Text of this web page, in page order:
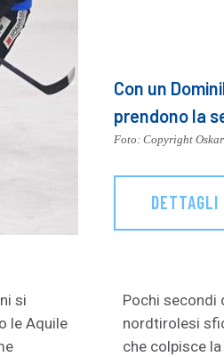
Con un
prendono la
Foto: Copyright
DETTAGLI
si
le Aquile
Pochi secondi
nordtirolesi
che colpisce